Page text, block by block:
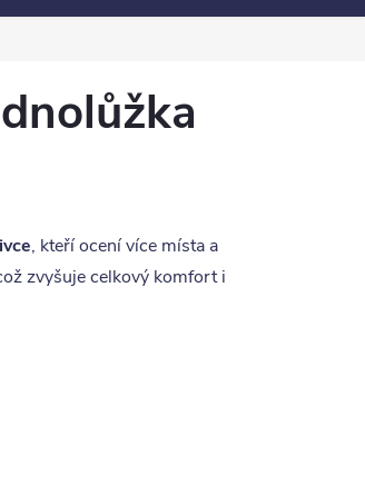
, kteří ocení více místa a
zvyšuje celkový komfort i